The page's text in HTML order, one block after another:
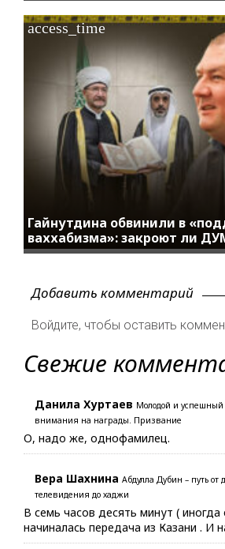
Гайнутдина обвинили в
ваххабизма»: закроют ли
access_time
Добавить комментарий
Войдите, чтобы оставить
Свежие
Данила Хуртаев Молодой и
внимания на награды. Призвание
О, надо же, однофамилец.
Вера Шахнина Абдулла Дубин – путь от
телевидения до хаджи
В семь часов десять минут (
начиналась передача из Казани . И